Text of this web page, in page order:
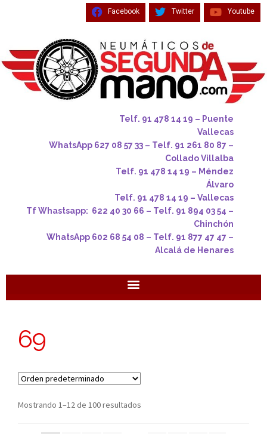
Facebook Twitter Youtube
Telf. 91 478 14 19 – Puente
Vallecas
WhatsApp 627 08 57 33 – Telf. 91 261 80 87 –
Collado Villalba
Telf. 91 478 14 19 – Méndez
Álvaro
Telf. 91 478 14 19 – Vallecas
Tf Whastsapp: 622 40 30 66 – Telf. 91 894 03 54 –
Chinchón
WhatsApp 602 68 54 08 – Telf. 91 877 47 47 –
Alcalá de Henares
69
Mostrando 1–12 de 100 resultados